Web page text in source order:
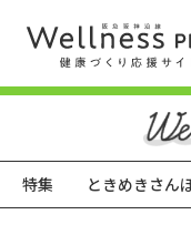
特集 ときめきさん
ウ